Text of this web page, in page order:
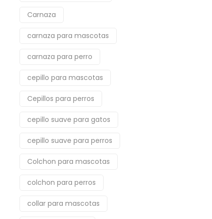
Carnaza
carnaza para mascotas
carnaza para perro
cepillo para mascotas
Cepillos para perros
cepillo suave para gatos
cepillo suave para perros
Colchon para mascotas
colchon para perros
collar para mascotas